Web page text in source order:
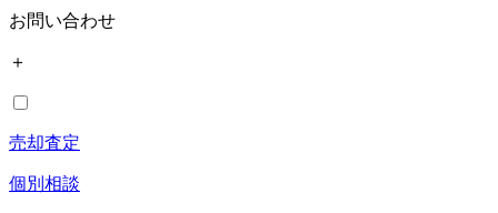
お問い合わせ
＋
売却査定
個別相談